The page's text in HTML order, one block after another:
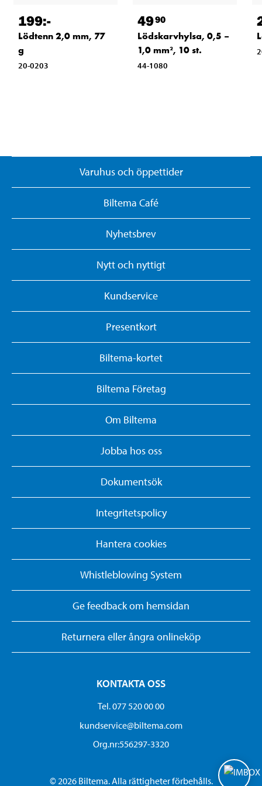
199:-
Lödtenn 2,0 mm, 77
g
20-0203
4990
Lödskarvhylsa, 0,5 –
1,0 mm², 10 st.
44-1080
Varuhus och öppettider
Biltema Café
Nyhetsbrev
Nytt och nyttigt
Kundservice
Presentkort
Biltema-kortet
Biltema Företag
Om Biltema
Jobba hos oss
Dokumentsök
Integritetspolicy
Hantera cookies
Whistleblowing System
Ge feedback om hemsidan
Returnera eller ångra onlineköp
KONTAKTA OSS
Tel. 077 520 00 00
kundservice@biltema.com
Org.nr:556297-3320
© 2026 Biltema. Alla rättigheter förbehålls.